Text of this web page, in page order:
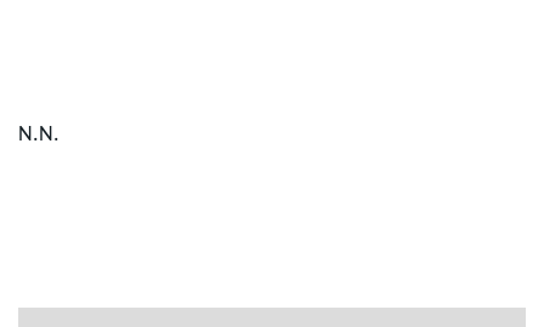
N.N.